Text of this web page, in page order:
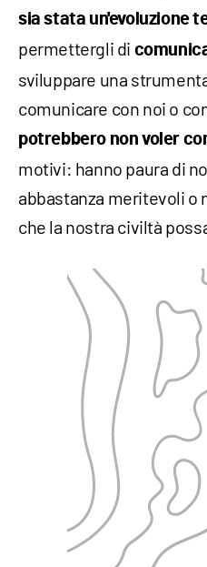
sia stata un'evoluzione
permettergli di
sviluppare una
comunicare con noi o
potrebbero non voler
motivi: hanno paura di
abbastanza meritevoli o
che la nostra civiltà